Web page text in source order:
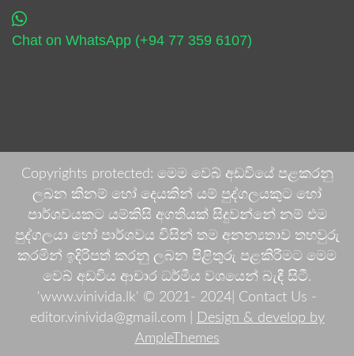
Chat on WhatsApp (+94 77 359 6107)
Copyrights protected: මෙම වෙබ් අඩවියේ පළකරනු
ලබන කිනම් හෝ දෙයකින් යම් පුද්ගලයකුට හෝ
පාර්ශවයකට යම්කිසි අගතියක් සිදුවන්නේ නම් එම
පුද්ගලයා හෝ පාර්ශවය විසින් තම අනන්‍යතාව තහවුරු
කරමින් ඉදිරිපත් කරනු ලබන පිළිතුරු පළකිරීමට මෙම
වෙබ් අඩවිය ආචාර ධර්මීය වශයෙන් බැඳී සිටී.
'www.vinivida.lk' © 2021- 2024| Contact Us -
editor.vinivida@gmail.com |
Design & develop by
AmpleThemes